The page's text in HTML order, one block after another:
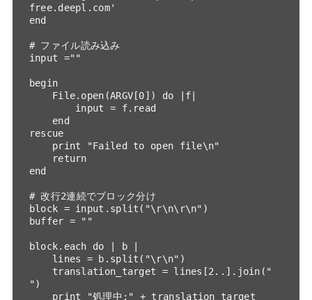
free.deepl.com'
end
# ファイル読み込み
input =""
begin
rescue
end
# 改行2連続でブロック分け
block = input.split("\r\n\r\n")
buffer = ""
block.each do | b |
")